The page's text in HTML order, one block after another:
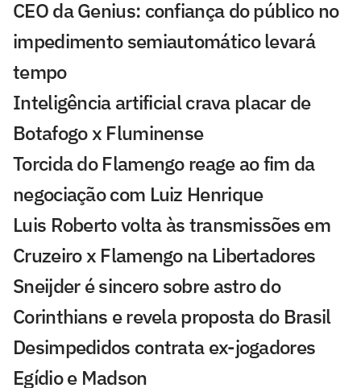
CEO da Genius: confiança do público no
impedimento semiautomático levará
tempo
Inteligência artificial crava placar de
Botafogo x Fluminense
Torcida do Flamengo reage ao fim da
negociação com Luiz Henrique
Luis Roberto volta às transmissões em
Cruzeiro x Flamengo na Libertadores
Sneijder é sincero sobre astro do
Corinthians e revela proposta do Brasil
Desimpedidos contrata ex-jogadores
Egídio e Madson